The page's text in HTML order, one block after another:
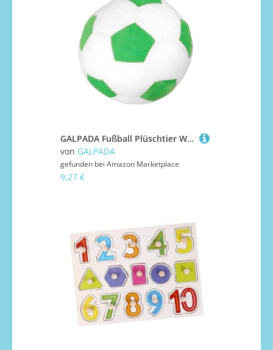
GALPADA Fußball Plüschtier Weiches Elastisch Gefülltes Soccer Modell in Weiß-grün Kuschelspielzeug und Wohnaccessoire für Geschenkidee für Junge Fußballfans
von GALPADA
gefunden bei Amazon Marketplace
9,27 €